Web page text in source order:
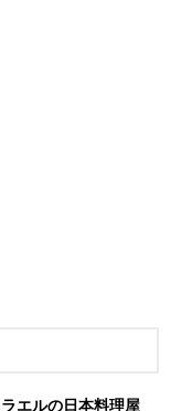
エルの日本料理屋